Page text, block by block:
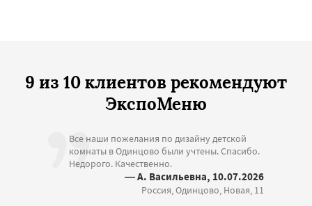
9 из 10 клиентов рекомендуют
ЭкспоМеню
Все наши пожелания по дизайну детской
комнаты в Одинцово были учтены. Спасибо.
Недорого. Качественно.
— А. Васильевна, 10.07.2026
Россия, Одинцово, Новая, 11